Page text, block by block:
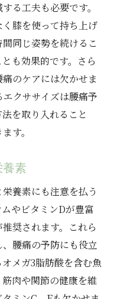
る工夫も必要です。
膝を使って持ち上げ
同じ姿勢を続けるこ
も効果的です。さら
のケアには欠かせま
クササイズは腰痛予
を取り入れること
す。
素
養素にも注意を払う
やビタミンDが豊富
奨されます。これら
腰痛の予防にも役立
メガ3脂肪酸を含む魚
肉や関節の健康を維